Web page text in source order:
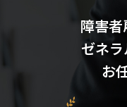
障害者
ゼネ
お